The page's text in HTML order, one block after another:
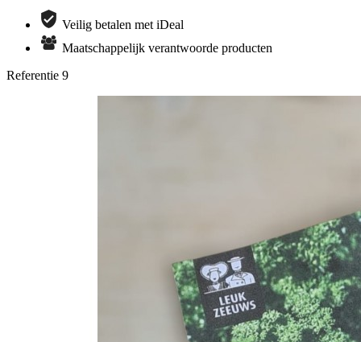
Veilig betalen met iDeal
Maatschappelijk verantwoorde producten
Referentie 9